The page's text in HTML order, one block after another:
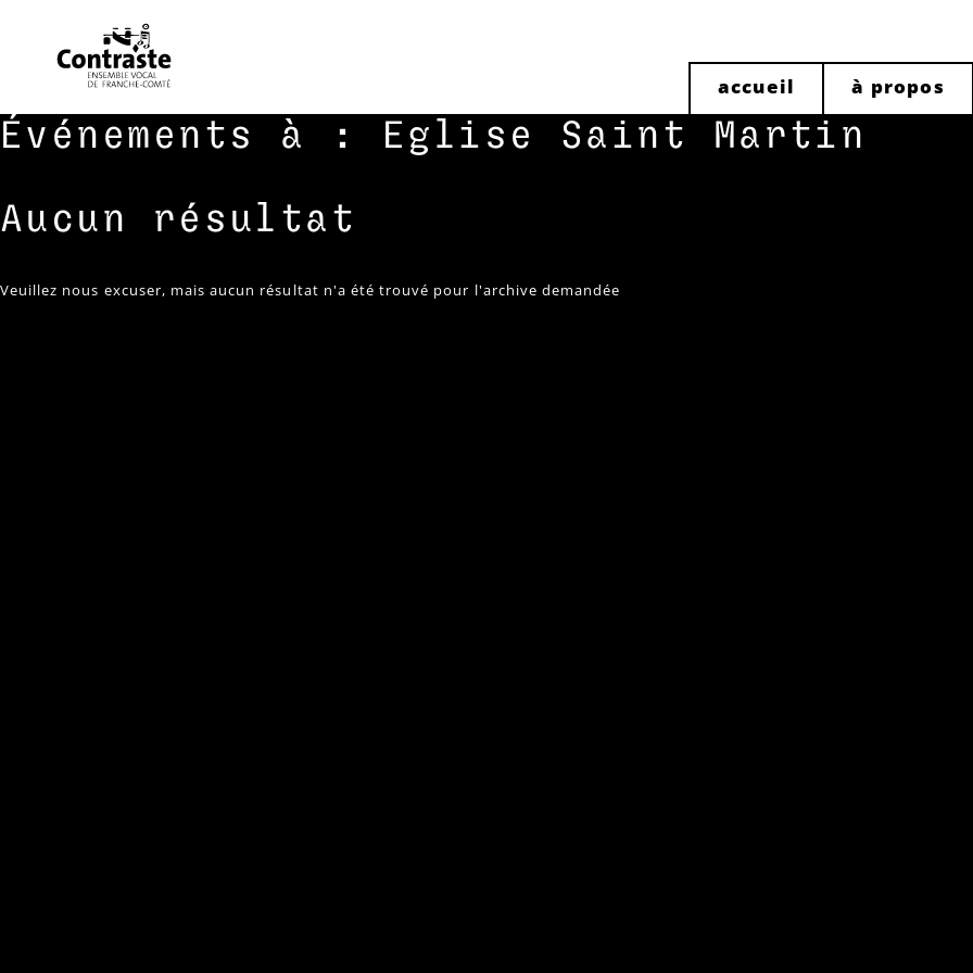
Skip
to
accueil à propos
Événements à : Eglise Saint Martin
Aucun résultat
Veuillez nous excuser, mais aucun résultat n'a été trouvé pour l'archive demandée